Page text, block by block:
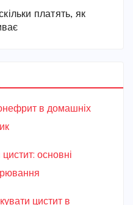
платять, як
в домашніх
основні
цистит в